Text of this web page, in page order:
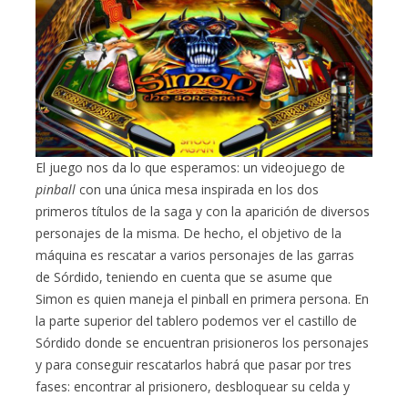
El juego nos da lo que esperamos: un videojuego de
pinball con una única mesa inspirada en los dos
primeros títulos de la saga y con la aparición de diversos
personajes de la misma. De hecho, el objetivo de la
máquina es rescatar a varios personajes de las garras
de Sórdido, teniendo en cuenta que se asume que
Simon es quien maneja el pinball en primera persona. En
la parte superior del tablero podemos ver el castillo de
Sórdido donde se encuentran prisioneros los personajes
y para conseguir rescatarlos habrá que pasar por tres
fases: encontrar al prisionero, desbloquear su celda y